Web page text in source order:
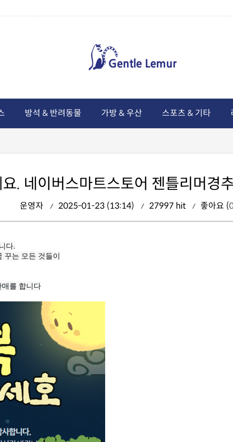
방석 & 반려동물 가방 & 우산 스포츠 & 기타
. 네이버스마트스토어 젠틀리머경
운영자 2025-01-23 (13:14) 27997 hit 좋아요 (
다.
꾸는 모든 것들이
를 합니다